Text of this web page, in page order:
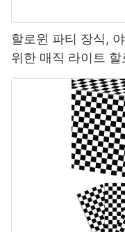
할로윈 파티 장식,
위한 매직 라이트